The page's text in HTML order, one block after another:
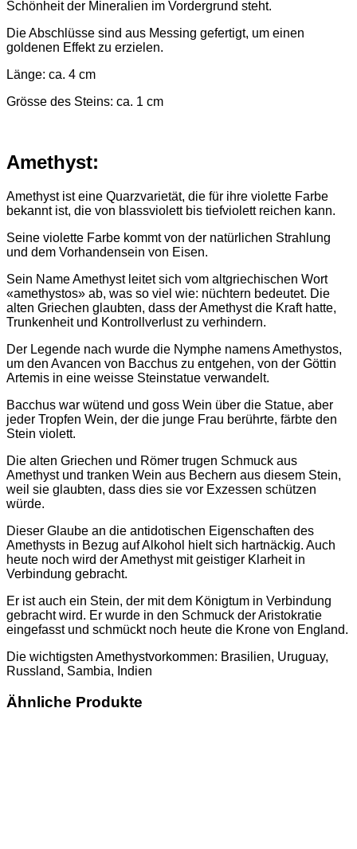
Schönheit der Mineralien im Vordergrund steht.
Die Abschlüsse sind aus Messing gefertigt, um einen
goldenen Effekt zu erzielen.
Länge: ca. 4 cm
Grösse des Steins: ca. 1 cm
Amethyst:
Amethyst ist eine Quarzvarietät, die für ihre violette Farbe
bekannt ist, die von blassviolett bis tiefviolett reichen kann.
Seine violette Farbe kommt von der natürlichen Strahlung
und dem Vorhandensein von Eisen.
Sein Name Amethyst leitet sich vom altgriechischen Wort
«amethystos» ab, was so viel wie: nüchtern bedeutet. Die
alten Griechen glaubten, dass der Amethyst die Kraft hatte,
Trunkenheit und Kontrollverlust zu verhindern.
Der Legende nach wurde die Nymphe namens Amethystos,
um den Avancen von Bacchus zu entgehen, von der Göttin
Artemis in eine weisse Steinstatue verwandelt.
Bacchus war wütend und goss Wein über die Statue, aber
jeder Tropfen Wein, der die junge Frau berührte, färbte den
Stein violett.
Die alten Griechen und Römer trugen Schmuck aus
Amethyst und tranken Wein aus Bechern aus diesem Stein,
weil sie glaubten, dass dies sie vor Exzessen schützen
würde.
Dieser Glaube an die antidotischen Eigenschaften des
Amethysts in Bezug auf Alkohol hielt sich hartnäckig. Auch
heute noch wird der Amethyst mit geistiger Klarheit in
Verbindung gebracht.
Er ist auch ein Stein, der mit dem Königtum in Verbindung
gebracht wird. Er wurde in den Schmuck der Aristokratie
eingefasst und schmückt noch heute die Krone von England.
Die wichtigsten Amethystvorkommen: Brasilien, Uruguay,
Russland, Sambia, Indien
Ähnliche Produkte